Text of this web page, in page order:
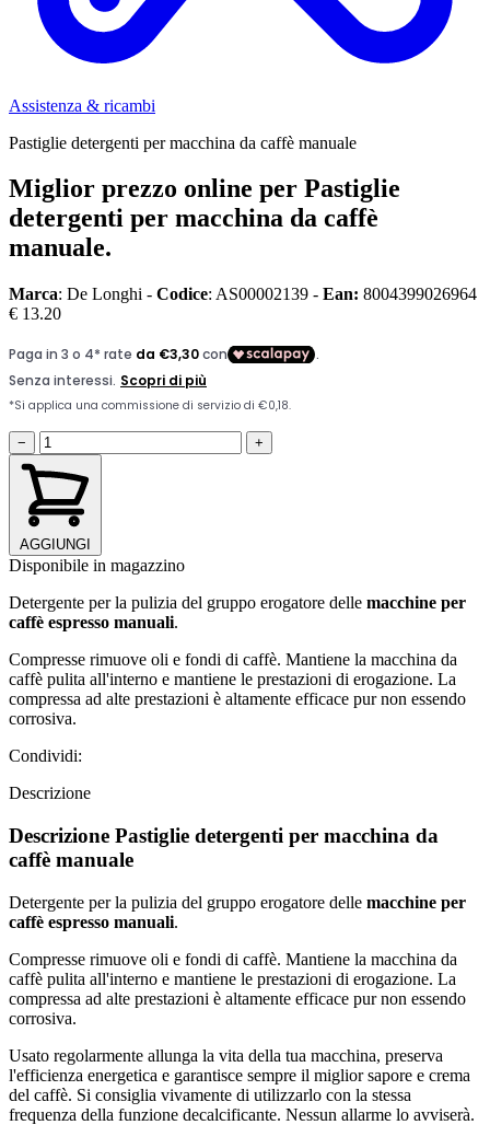
Assistenza & ricambi
Pastiglie detergenti per macchina da caffè manuale
Miglior prezzo online per Pastiglie
detergenti per macchina da caffè
manuale.
Marca: De Longhi - Codice: AS00002139 - Ean: 8004399026964
€ 13.20
− +
AGGIUNGI
Disponibile in magazzino
Detergente per la pulizia del gruppo erogatore delle macchine per
caffè espresso manuali.
Compresse rimuove oli e fondi di caffè. Mantiene la macchina da
caffè pulita all'interno e mantiene le prestazioni di erogazione. La
compressa ad alte prestazioni è altamente efficace pur non essendo
corrosiva.
Condividi:
Descrizione
Descrizione Pastiglie detergenti per macchina da
caffè manuale
Detergente per la pulizia del gruppo erogatore delle macchine per
caffè espresso manuali.
Compresse rimuove oli e fondi di caffè. Mantiene la macchina da
caffè pulita all'interno e mantiene le prestazioni di erogazione. La
compressa ad alte prestazioni è altamente efficace pur non essendo
corrosiva.
Usato regolarmente allunga la vita della tua macchina, preserva
l'efficienza energetica e garantisce sempre il miglior sapore e crema
del caffè. Si consiglia vivamente di utilizzarlo con la stessa
frequenza della funzione decalcificante. Nessun allarme lo avviserà.